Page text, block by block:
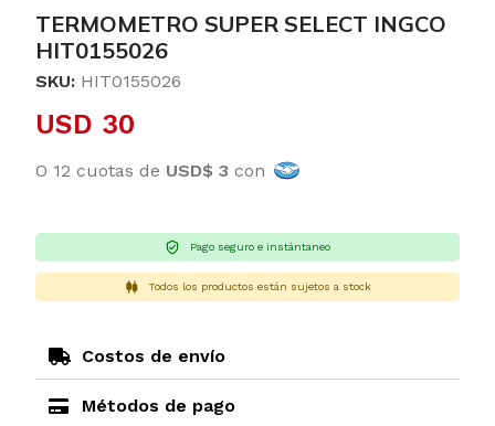
TERMOMETRO SUPER SELECT INGCO
HIT0155026
SKU: HIT0155026
USD 30
O 12 cuotas de USD$ 3 con
Pago seguro e instántaneo
Todos los productos están sujetos a stock
Costos de envío
Métodos de pago